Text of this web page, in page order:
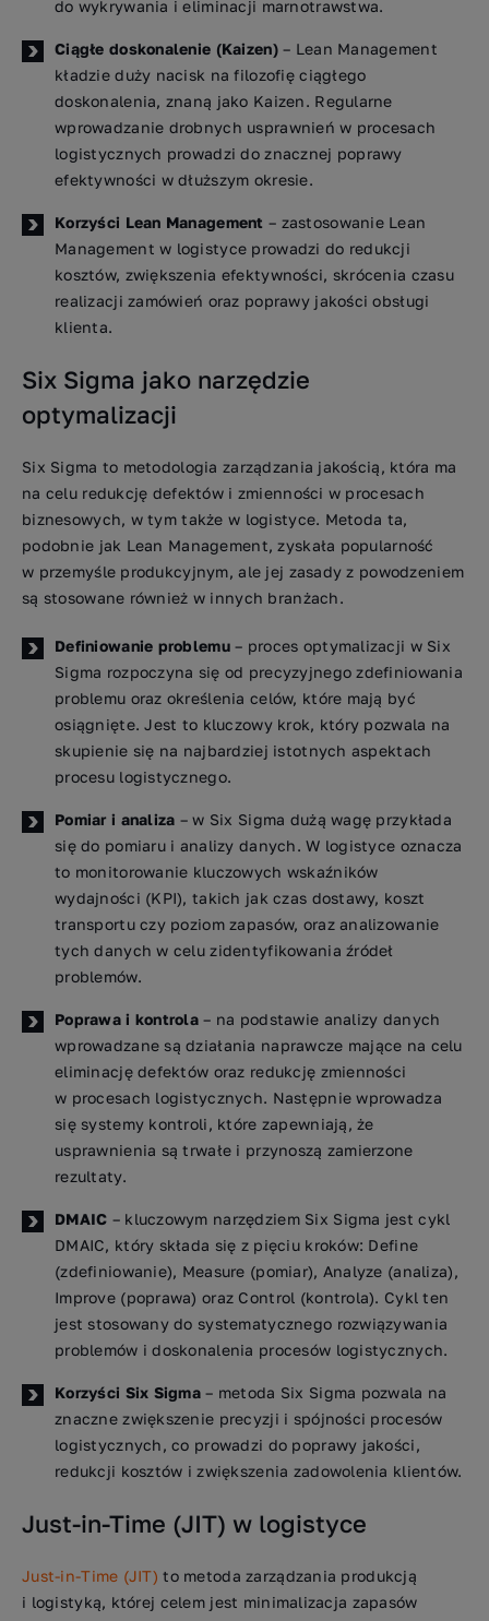
do wykrywania i eliminacji marnotrawstwa.
Ciągłe doskonalenie (Kaizen)– Lean Management
kładzie duży nacisk na filozofię ciągłego
doskonalenia, znaną jako Kaizen. Regularne
wprowadzanie drobnych usprawnień w procesach
logistycznych prowadzi do znacznej poprawy
efektywności w dłuższym okresie.
Korzyści Lean Management – zastosowanie Lean
Management w logistyce prowadzi do redukcji
kosztów, zwiększenia efektywności, skrócenia czasu
realizacji zamówień oraz poprawy jakości obsługi
klienta.
Six Sigma jako narzędzie
optymalizacji
Six Sigma to metodologia zarządzania jakością, która ma
na celu redukcję defektów i zmienności w procesach
biznesowych, w tym także w logistyce. Metoda ta,
podobnie jak Lean Management, zyskała popularność
w przemyśle produkcyjnym, ale jej zasady z powodzeniem
są stosowane również w innych branżach.
Definiowanie problemu– proces optymalizacji w Six
Sigma rozpoczyna się od precyzyjnego zdefiniowania
problemu oraz określenia celów, które mają być
osiągnięte. Jest to kluczowy krok, który pozwala na
skupienie się na najbardziej istotnych aspektach
procesu logistycznego.
Pomiar i analiza – w Six Sigma dużą wagę przykłada
się do pomiaru i analizy danych. W logistyce oznacza
to monitorowanie kluczowych wskaźników
wydajności (KPI), takich jak czas dostawy, koszt
transportu czy poziom zapasów, oraz analizowanie
tych danych w celu zidentyfikowania źródeł
problemów.
Poprawa i kontrola– na podstawie analizy danych
wprowadzane są działania naprawcze mające na celu
eliminację defektów oraz redukcję zmienności
w procesach logistycznych. Następnie wprowadza
się systemy kontroli, które zapewniają, że
usprawnienia są trwałe i przynoszą zamierzone
rezultaty.
DMAIC – kluczowym narzędziem Six Sigma jest cykl
DMAIC, który składa się z pięciu kroków: Define
(zdefiniowanie), Measure (pomiar), Analyze (analiza),
Improve (poprawa) oraz Control (kontrola). Cykl ten
jest stosowany do systematycznego rozwiązywania
problemów i doskonalenia procesów logistycznych.
Korzyści Six Sigma– metoda Six Sigma pozwala na
znaczne zwiększenie precyzji i spójności procesów
logistycznych, co prowadzi do poprawy jakości,
redukcji kosztów i zwiększenia zadowolenia klientów.
Just-in-Time (JIT) w logistyce
Just-in-Time (JIT)to metoda zarządzania produkcją
i logistyką, której celem jest minimalizacja zapasów